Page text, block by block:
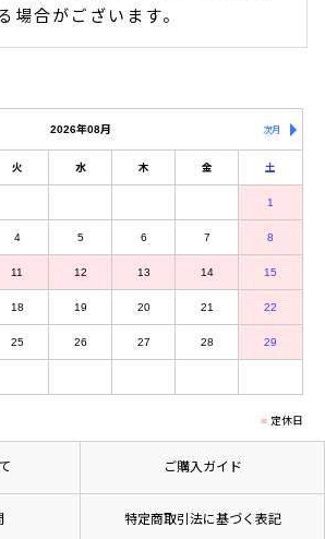
場合がございます。
2026年08月 次月
火 水 木 金 土
1
4 5 6 7 8
11 12 13 14 15
18 19 20 21 22
25 26 27 28 29
定休日
ご購入ガイド
特定商取引法に基づく表記